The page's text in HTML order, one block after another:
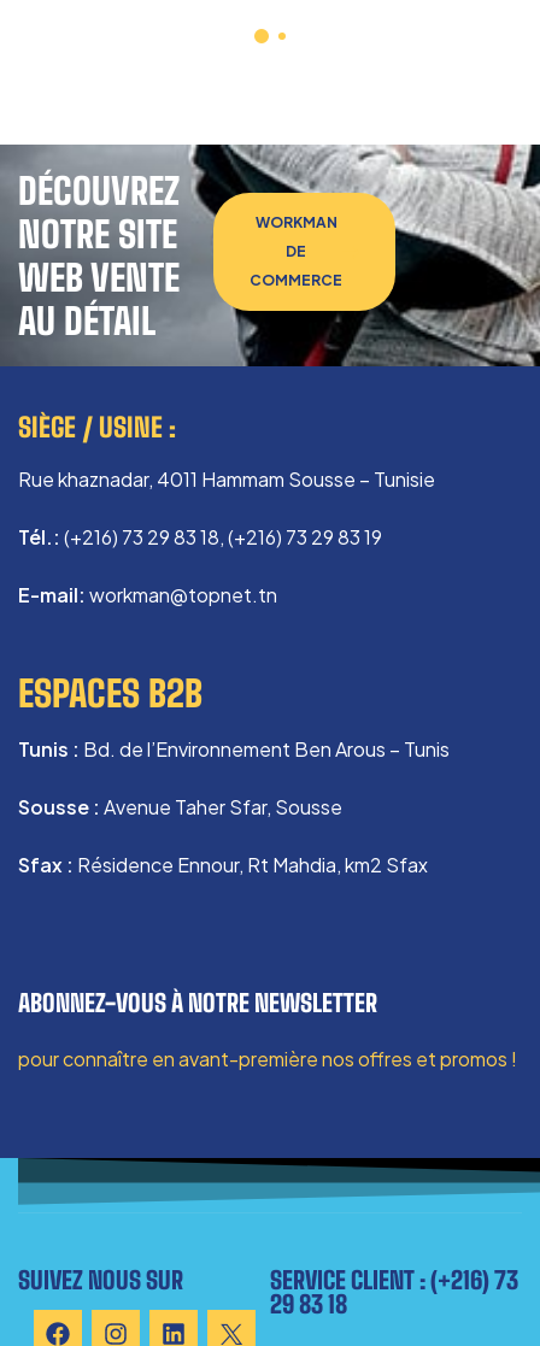
DÉCOUVREZ
NOTRE SITE
WEB VENTE
AU DÉTAIL
WORKMAN
DE
COMMERCE
SIÈGE / USINE :
Rue khaznadar, 4011 Hammam Sousse – Tunisie
Tél.: (+216) 73 29 83 18, (+216) 73 29 83 19
E-mail: workman@topnet.tn
ESPACES B2B
Tunis : Bd. de l’Environnement Ben Arous – Tunis
Sousse : Avenue Taher Sfar, Sousse
Sfax : Résidence Ennour, Rt Mahdia, km2 Sfax
ABONNEZ-VOUS À NOTRE NEWSLETTER
pour connaître en avant-première nos offres et promos !
SUIVEZ NOUS SUR
SERVICE CLIENT : (+216) 73
29 83 18